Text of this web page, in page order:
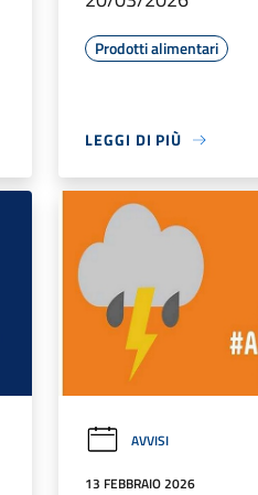
Prodotti alimentari
LEGGI DI PIÙ
AVVISI
13 FEBBRAIO 2026